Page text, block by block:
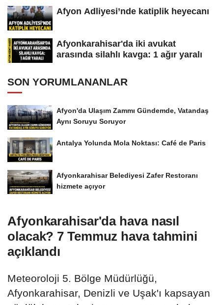
Afyon Adliyesi’nde katiplik heyecanı
Afyonkarahisar'da iki avukat
arasında silahlı kavga: 1 ağır yaralı
SON YORUMLANANLAR
Afyon'da Ulaşım Zammı Gündemde, Vatandaş
Aynı Soruyu Soruyor
Antalya Yolunda Mola Noktası: Café de Paris
Afyonkarahisar Belediyesi Zafer Restoranı
hizmete açıyor
Afyonkarahisar'da hava nasıl
olacak? 7 Temmuz hava tahmini
açıklandı
Meteoroloji 5. Bölge Müdürlüğü,
Afyonkarahisar, Denizli ve Uşak'ı kapsayan